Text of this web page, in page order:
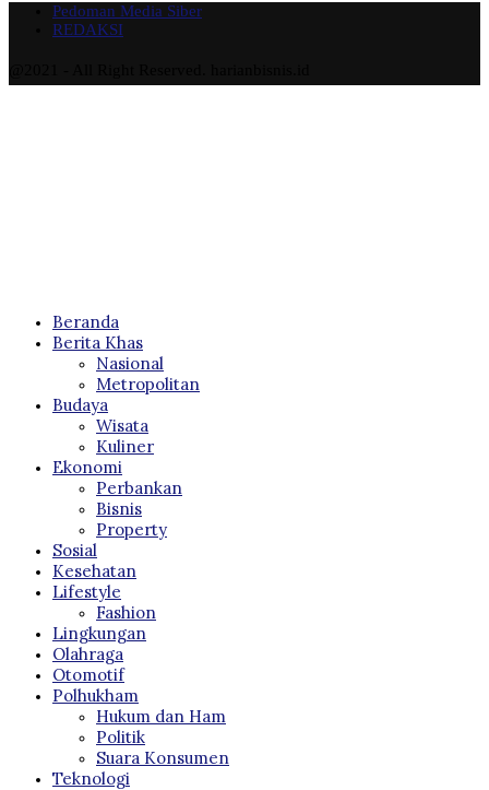
Pedoman Media Siber
REDAKSI
Beranda
Berita Khas
Nasional
Metropolitan
Budaya
Wisata
Kuliner
Ekonomi
Perbankan
Bisnis
Property
Sosial
Kesehatan
Lifestyle
Fashion
Lingkungan
Olahraga
Otomotif
Polhukham
Hukum dan Ham
Politik
Suara Konsumen
Teknologi